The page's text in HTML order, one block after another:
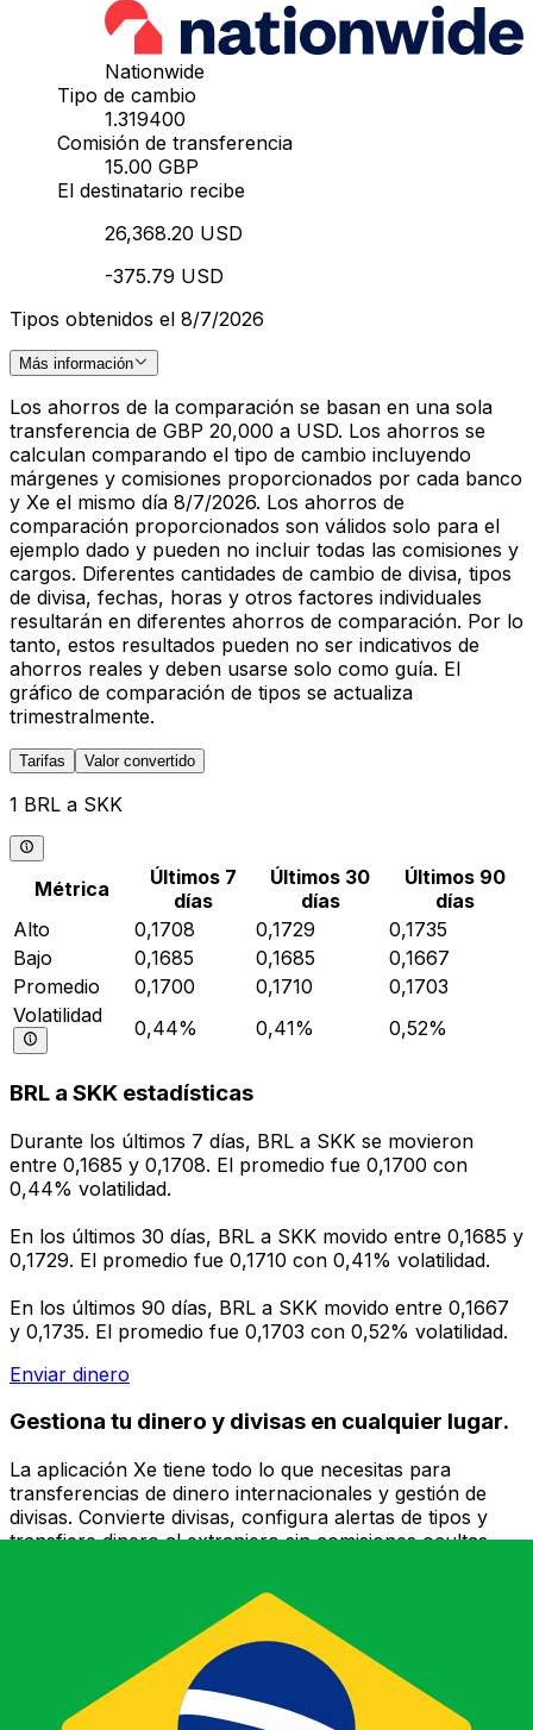
Nationwide
Tipo de cambio
1.319400
Comisión de transferencia
15.00 GBP
El destinatario recibe
26,368.20 USD
-375.79 USD
Tipos obtenidos el 8/7/2026
Más información
Los ahorros de la comparación se basan en una sola
transferencia de GBP 20,000 a USD. Los ahorros se
calculan comparando el tipo de cambio incluyendo
márgenes y comisiones proporcionados por cada banco
y Xe el mismo día 8/7/2026. Los ahorros de
comparación proporcionados son válidos solo para el
ejemplo dado y pueden no incluir todas las comisiones y
cargos. Diferentes cantidades de cambio de divisa, tipos
de divisa, fechas, horas y otros factores individuales
resultarán en diferentes ahorros de comparación. Por lo
tanto, estos resultados pueden no ser indicativos de
ahorros reales y deben usarse solo como guía. El
gráfico de comparación de tipos se actualiza
trimestralmente.
Tarifas Valor convertido
1 BRL a SKK
Métrica
Últimos 7
días
Últimos 30
días
Últimos 90
días
Alto
0,1708 0,1729
0,1735
Bajo
0,1685 0,1685
0,1667
Promedio
0,1700 0,1710
0,1703
Volatilidad
0,44% 0,41% 0,52%
BRL a SKK estadísticas
Durante los últimos 7 días, BRL a SKK se movieron
entre 0,1685 y 0,1708. El promedio fue 0,1700 con
0,44% volatilidad.
En los últimos 30 días, BRL a SKK movido entre 0,1685 y
0,1729. El promedio fue 0,1710 con 0,41% volatilidad.
En los últimos 90 días, BRL a SKK movido entre 0,1667
y 0,1735. El promedio fue 0,1703 con 0,52% volatilidad.
Enviar dinero
Gestiona tu dinero y divisas en cualquier lugar.
La aplicación Xe tiene todo lo que necesitas para
transferencias de dinero internacionales y gestión de
divisas. Convierte divisas, configura alertas de tipos y
transfiere dinero al extranjero sin comisiones ocultas.